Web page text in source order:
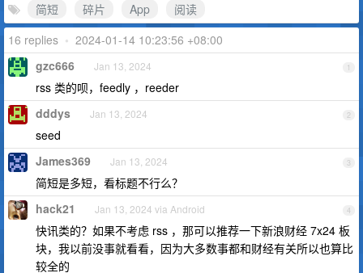
简短
碎片 App
阅读
16 replies • 2024-01-14 10:23:56 +08:00
1
gzc666 Jan 13, 2024
rss 类的呗，feedly ，reeder
2
dddys Jan 13, 2024
seed
3
James369 Jan 13, 2024
简短是多短，看标题不行么？
4
hack21 Jan 13, 2024 via Android
快讯类的？如果不考虑 rss ，那可以推荐一下新浪财经 7x24 板
块，我以前没事就看看，因为大多数事都和财经有关所以也算比
较全的